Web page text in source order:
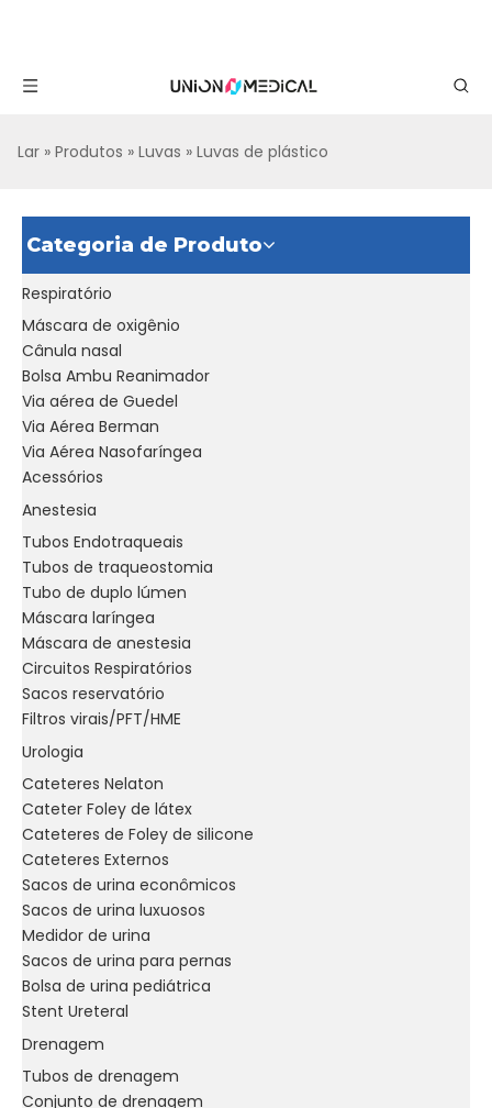
Lar » Produtos » Luvas » Luvas de plástico
Categoria de Produto
Respiratório
Máscara de oxigênio
Cânula nasal
Bolsa Ambu Reanimador
Via aérea de Guedel
Via Aérea Berman
Via Aérea Nasofaríngea
Acessórios
Anestesia
Tubos Endotraqueais
Tubos de traqueostomia
Tubo de duplo lúmen
Máscara laríngea
Máscara de anestesia
Circuitos Respiratórios
Sacos reservatório
Filtros virais/PFT/HME
Urologia
Cateteres Nelaton
Cateter Foley de látex
Cateteres de Foley de silicone
Cateteres Externos
Sacos de urina econômicos
Sacos de urina luxuosos
Medidor de urina
Sacos de urina para pernas
Bolsa de urina pediátrica
Stent Ureteral
Drenagem
Tubos de drenagem
Conjunto de drenagem